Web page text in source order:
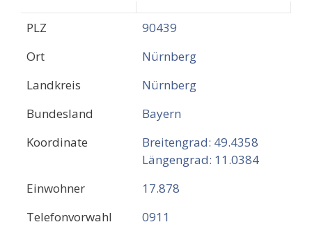
PLZ
90439
Ort
Nürnberg
Landkreis
Nürnberg
Bundesland
Bayern
Koordinate
Breitengrad: 49.4358
Längengrad: 11.0384
Einwohner
17.878
Telefonvorwahl
0911